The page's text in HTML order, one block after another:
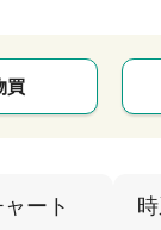
買
ャート